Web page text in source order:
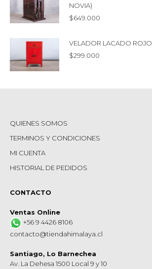
NOVIA)
$649.000
VELADOR LACADO ROJO
$299.000
QUIENES SOMOS
TERMINOS Y CONDICIONES
MI CUENTA
HISTORIAL DE PEDIDOS
CONTACTO
Ventas Online
+56 9 4426 8106
contacto@tiendahimalaya.cl
Santiago, Lo Barnechea
Av. La Dehesa 1500 Local 9 y 10